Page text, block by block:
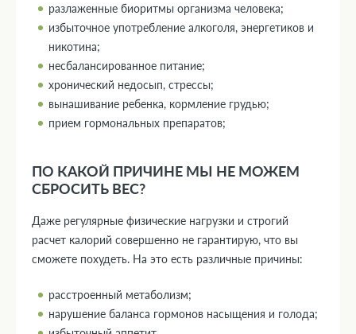
разлаженные биоритмы организма человека;
избыточное употребление алкоголя, энергетиков и
никотина;
несбалансированное питание;
хронический недосып, стрессы;
вынашивание ребенка, кормление грудью;
прием гормональных препаратов;
ПО КАКОЙ ПРИЧИНЕ МЫ НЕ МОЖЕМ
СБРОСИТЬ ВЕС?
Даже регулярные физические нагрузки и строгий
расчет калорий совершенно не гарантирую, что вы
сможете похудеть. На это есть различные причины:
расстроенный метаболизм;
нарушение баланса гормонов насыщения и голода;